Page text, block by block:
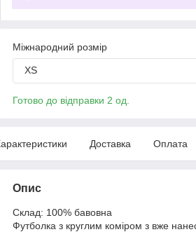
Міжнародний розмір
XS
Готово до відправки 2 од.
Доставка Оплата
Опис
Склад: 100% бавовна
Футболка з круглим коміром з вже